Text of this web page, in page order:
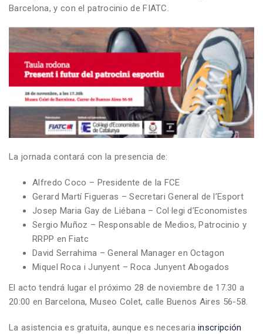
Barcelona, y con el patrocinio de FIATC.
La jornada contará con la presencia de:
Alfredo Coco – Presidente de la FCE
Gerard Martí Figueras – Secretari General de l’Esport
Josep Maria Gay de Liébana – Col·legi d’Economistes
Sergio Muñoz – Responsable de Medios, Patrocinio y
RRPP en Fiatc
David Serrahima – General Manager en Octagon
Miquel Roca i Junyent – Roca Junyent Abogados
El acto tendrá lugar el próximo 28 de noviembre de 17.30 a
20:00 en Barcelona, Museo Colet, calle Buenos Aires 56-58.
La asistencia es gratuita, aunque es necesariainscripción